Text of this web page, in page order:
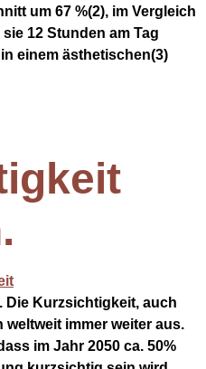
um 67 %(2), im Vergleich
12 Stunden am Tag
einem ästhetischen(3)
Kurzsichtigkeit, auch
weltweit immer weiter aus.
im Jahr 2050 ca. 50%